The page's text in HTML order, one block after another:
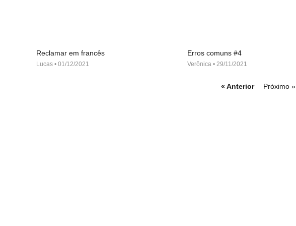
Reclamar em francês
Lucas 01/12/2021
Erros comuns #4
Verônica 29/11/2021
« Anterior Próximo »